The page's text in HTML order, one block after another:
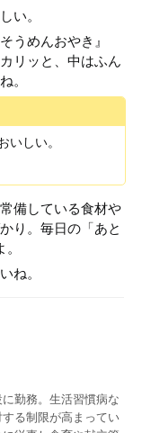
い。
うめんおやき』
リッと、中はふん
。
いしい。
備している食材や
り。毎日の「あと
ね。
勤務。生活習慣病な
る制限が高まってい